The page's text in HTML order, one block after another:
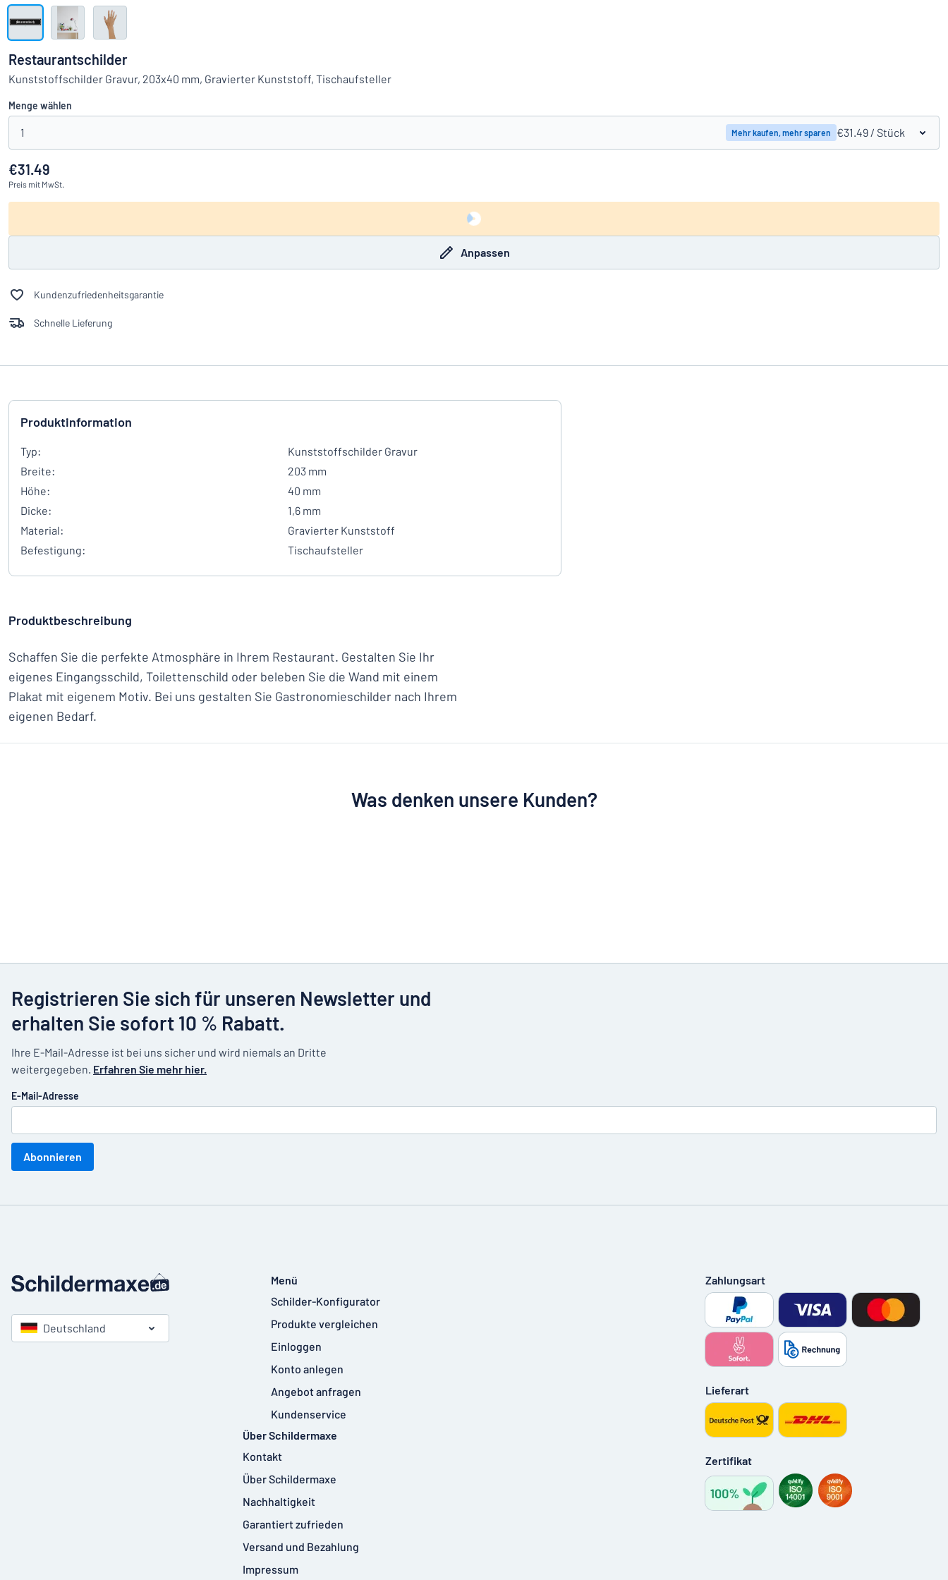
Das Gesuchte nicht gefunden?
Alle Kategorien anzeigen
Einloggen
Kundenservice
Privat
Restaurantschilder
Kunststoffschilder Gravur, 203x40 mm, Gravierter Kunststoff, Tischaufsteller
Menge wählen
1 Mehr kaufen, mehr sparen €31.49 / Stück
€31.49
Preis mit MwSt.
Anpassen
Kundenzufriedenheitsgarantie
Schnelle Lieferung
Produktinformation
Typ:
Kunststoffschilder Gravur
Breite:
203 mm
Höhe:
40 mm
Dicke:
1,6 mm
Material:
Gravierter Kunststoff
Befestigung:
Tischaufsteller
Produktbeschreibung
Schaffen Sie die perfekte Atmosphäre in Ihrem Restaurant. Gestalten Sie Ihr
eigenes Eingangsschild, Toilettenschild oder beleben Sie die Wand mit einem
Plakat mit eigenem Motiv. Bei uns gestalten Sie Gastronomieschilder nach Ihrem
eigenen Bedarf.
Was denken unsere Kunden?
Registrieren Sie sich für unseren Newsletter und
erhalten Sie sofort 10 % Rabatt.
Ihre E-Mail-Adresse ist bei uns sicher und wird niemals an Dritte
weitergegeben. Erfahren Sie mehr hier.
E-Mail-Adresse
Abonnieren
Deutschland
Menü
Schilder-Konfigurator
Produkte vergleichen
Einloggen
Konto anlegen
Angebot anfragen
Kundenservice
Über Schildermaxe
Kontakt
Über Schildermaxe
Nachhaltigkeit
Garantiert zufrieden
Versand und Bezahlung
Impressum
Zahlungsart
Lieferart
Zertifikat